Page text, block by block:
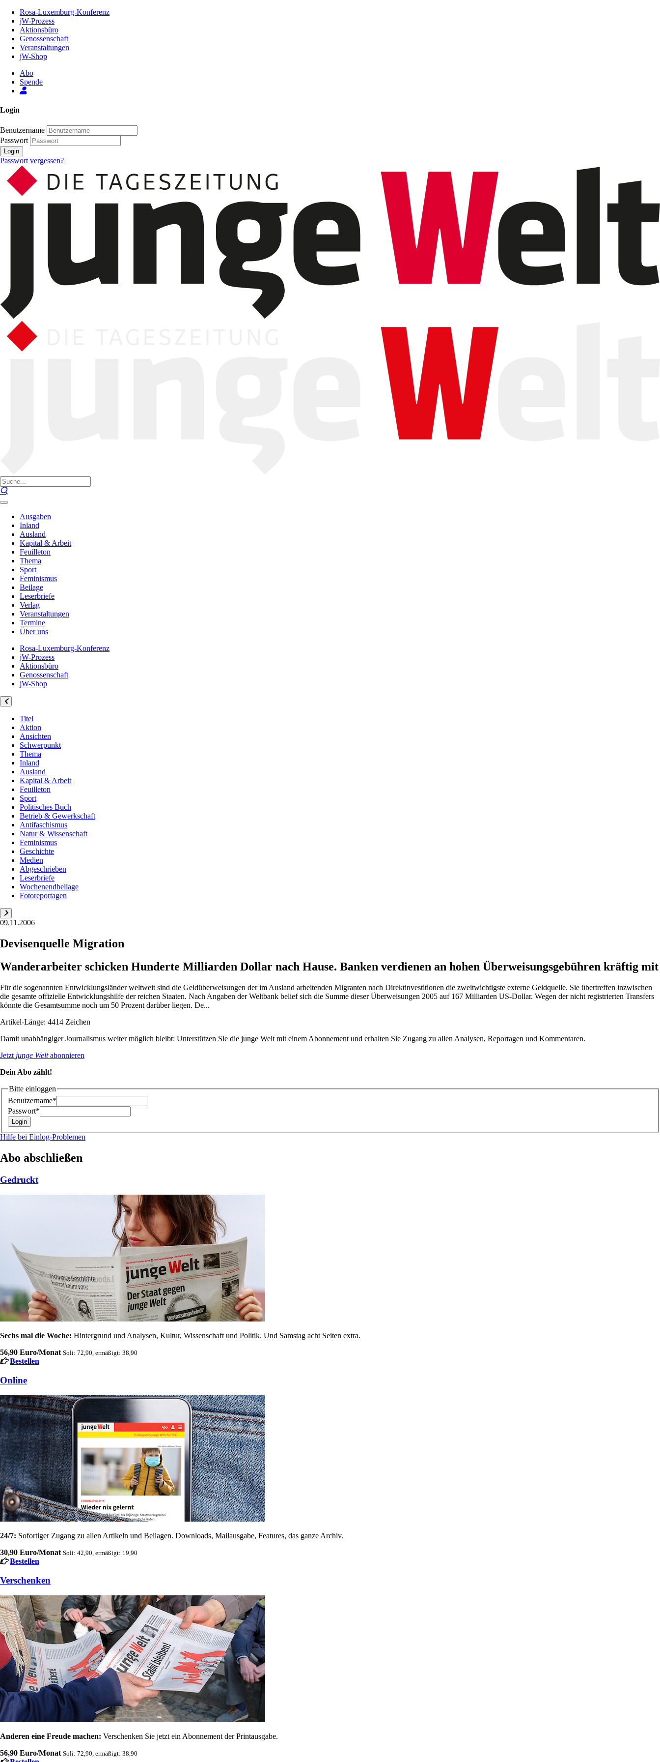
Inhalt
Seite
Rosa-Luxemburg-Konferenz
jW-Prozess
Aktionsbüro
Genossenschaft
Veranstaltungen
jW-Shop
Abo
Spende
Login
Benutzername
Passwort
Login
Passwort vergessen?
Ausgaben
Inland
Ausland
Kapital & Arbeit
Feuilleton
Thema
Sport
Feminismus
Beilage
Leserbriefe
Verlag
Veranstaltungen
Termine
Über uns
Rosa-Luxemburg-Konferenz
jW-Prozess
Aktionsbüro
Genossenschaft
jW-Shop
Titel
Aktion
Ansichten
Schwerpunkt
Thema
Inland
Ausland
Kapital & Arbeit
Feuilleton
Sport
Politisches Buch
Betrieb & Gewerkschaft
Antifaschismus
Natur & Wissenschaft
Feminismus
Geschichte
Medien
Abgeschrieben
Leserbriefe
Wochenendbeilage
Fotoreportagen
09.11.2006
Devisenquelle Migration
Wanderarbeiter schicken Hunderte Milliarden Dollar nach Hause. Banken verdienen an hohen Überweisungsgebühren kräftig mit
Für die sogenannten Entwicklungsländer weltweit sind die Geldüberweisungen der im Ausland arbeitenden Migranten nach Direktinvestitionen die zweitwichtigste externe Geldquelle. Sie übertreffen inzwischen
die gesamte offizielle Entwicklungshilfe der reichen Staaten. Nach Angaben der Weltbank belief sich die Summe dieser Überweisungen 2005 auf 167 Milliarden US-Dollar. Wegen der nicht registrierten Transfers
könnte die Gesamtsumme noch um 50 Prozent darüber liegen. De...
Artikel-Länge: 4414 Zeichen
Damit unabhängiger Journalismus weiter möglich bleibt: Unterstützen Sie die junge Welt mit einem Abonnement und erhalten Sie Zugang zu allen Analysen, Reportagen und Kommentaren.
Jetzt junge Weltabonnieren
Dein Abo zählt!
Bitte einloggen
Benutzername*
Passwort*
Hilfe bei Einlog-Problemen
Abo abschließen
Gedruckt
Sechs mal die Woche: Hintergrund und Analysen, Kultur, Wissenschaft und Politik. Und Samstag acht Seiten extra.
56,90 Euro/Monat Soli: 72,90, ermäßigt: 38,90
Bestellen
Online
24/7: Sofortiger Zugang zu allen Artikeln und Beilagen. Downloads, Mailausgabe, Features, das ganze Archiv.
30,90 Euro/Monat Soli: 42,90, ermäßigt: 19,90
Bestellen
Verschenken
Anderen eine Freude machen: Verschenken Sie jetzt ein Abonnement der Printausgabe.
56,90 Euro/Monat Soli: 72,90, ermäßigt: 38,90